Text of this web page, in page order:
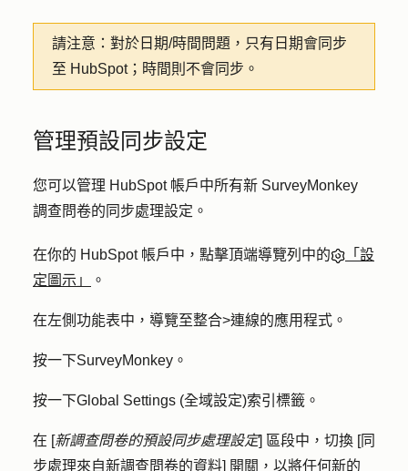
請注意： 對於日期/時間問題，只有日期會同步
至 HubSpot；時間則不會同步。
管理預設同步設定
您可以管理 HubSpot 帳戶中所有新 SurveyMonkey
調查問卷的同步處理設定。
在你的 HubSpot 帳戶中，點擊頂端導覽列中的
「設
定圖示」
。
在左側功能表中，導覽至整合>連線的應用程式 。
按一下SurveyMonkey 。
按一下Global Settings (全域設定)索引標籤。
在 [新調查問卷的預設同步處理設定] 區段中，切換 [同
步處理來自新調查問卷的資料] 開關，以將任何新的